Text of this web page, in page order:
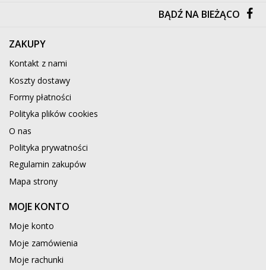
BĄDŹ NA BIEŻĄCO
ZAKUPY
Kontakt z nami
Koszty dostawy
Formy płatności
Polityka plików cookies
O nas
Polityka prywatności
Regulamin zakupów
Mapa strony
MOJE KONTO
Moje konto
Moje zamówienia
Moje rachunki